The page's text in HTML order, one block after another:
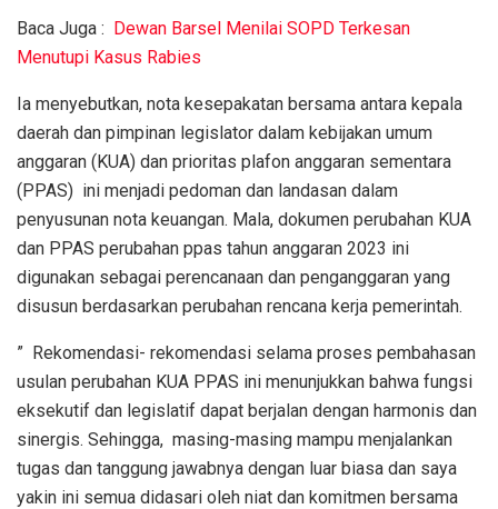
Baca Juga : Dewan Barsel Menilai SOPD Terkesan
Menutupi Kasus Rabies
Ia menyebutkan, nota kesepakatan bersama antara kepala
daerah dan pimpinan legislator dalam kebijakan umum
anggaran (KUA) dan prioritas plafon anggaran sementara
(PPAS) ini menjadi pedoman dan landasan dalam
penyusunan nota keuangan. Mala, dokumen perubahan KUA
dan PPAS perubahan ppas tahun anggaran 2023 ini
digunakan sebagai perencanaan dan penganggaran yang
disusun berdasarkan perubahan rencana kerja pemerintah.
” Rekomendasi- rekomendasi selama proses pembahasan
usulan perubahan KUA PPAS ini menunjukkan bahwa fungsi
eksekutif dan legislatif dapat berjalan dengan harmonis dan
sinergis. Sehingga, masing-masing mampu menjalankan
tugas dan tanggung jawabnya dengan luar biasa dan saya
yakin ini semua didasari oleh niat dan komitmen bersama